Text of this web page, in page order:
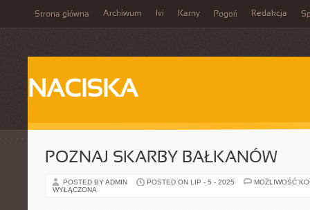
Strona główna Archiwum Ivi Karny Pogoń Redakcja
NACISKA
POZNAJ SKARBY BAŁKANÓW
POSTED BY ADMIN POSTED ON LIP - 5 - 2025
MOŻLIWOŚĆ
WYŁĄCZONA